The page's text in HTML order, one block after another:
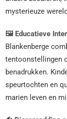
mysterieuze
🖼️ Educatieve
Blankenberge
tentoonstellingen
benadrukken.
speurtochten en
marien leven en